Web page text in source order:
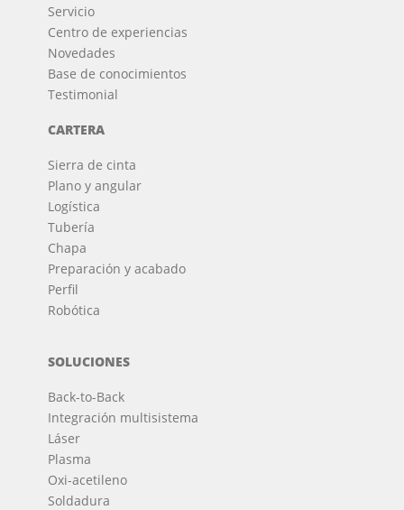
Servicio
Centro de experiencias
Novedades
Base de conocimientos
Testimonial
CARTERA
Sierra de cinta
Plano y angular
Logística
Tubería
Chapa
Preparación y acabado
Perfil
Robótica
SOLUCIONES
Back-to-Back
Integración multisistema
Láser
Plasma
Oxi-acetileno
Soldadura